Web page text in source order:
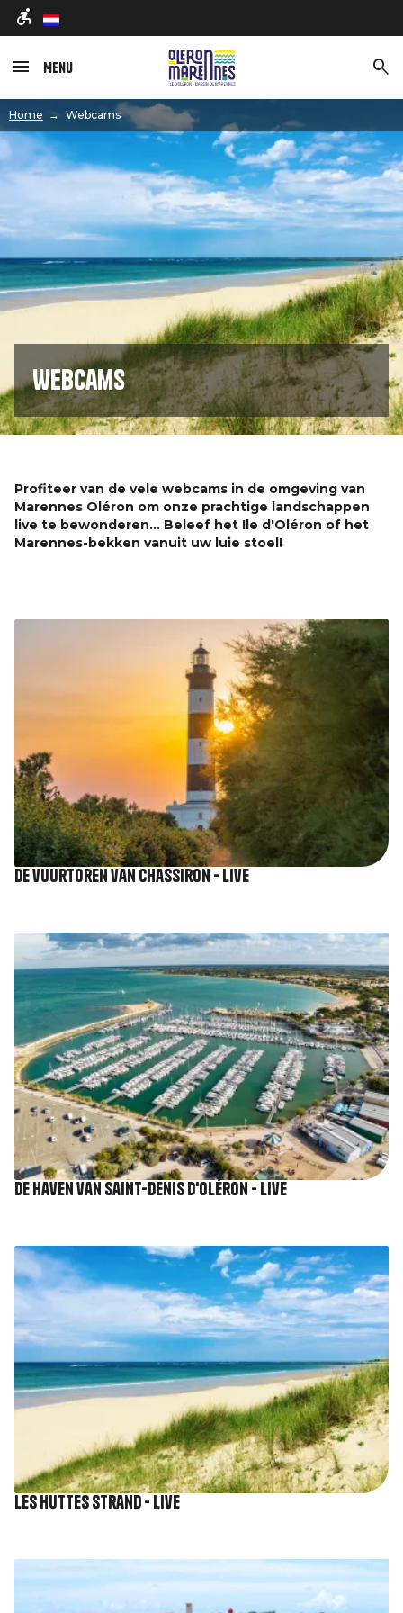
nl
Menu
Home Webcams
Webcams
Profiteer van de vele webcams in de omgeving van
Marennes Oléron om onze prachtige landschappen
live te bewonderen... Beleef het Ile d'Oléron of het
Marennes-bekken vanuit uw luie stoel!
De vuurtoren van Chassiron - Live
Afbeelding
De haven van Saint-Denis d'Oléron - Live
Afbeelding
Les Huttes strand - Live
Afbeelding